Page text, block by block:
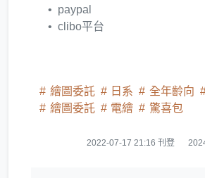
paypal
clibo平台
繪圖委託 日系 全年齡向
繪圖委託
電繪 驚喜包
2022-07-17 21:16 刊登